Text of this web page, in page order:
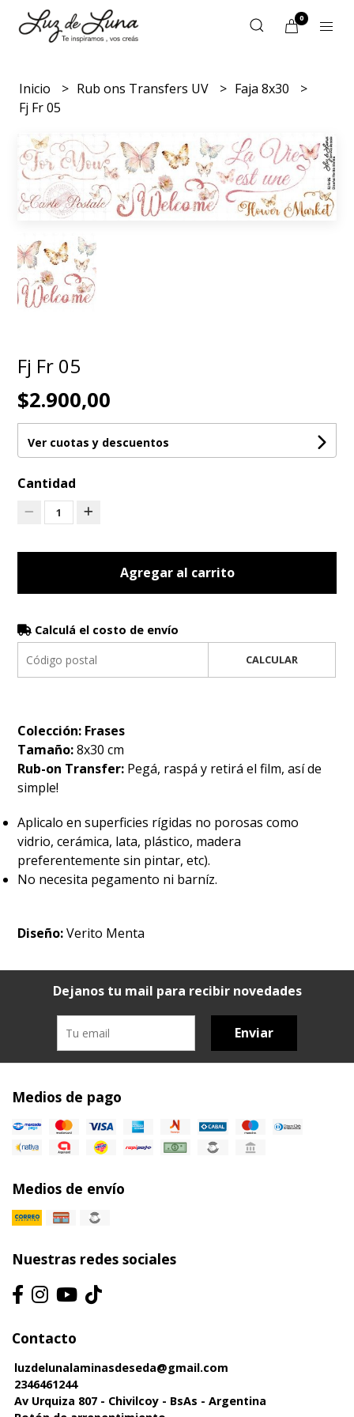
0
Inicio Rub ons Transfers UV
Faja 8x30
Fj Fr 05
Fj Fr 05
$2.900,00
Ver cuotas y descuentos
Cantidad
1
Agregar al carrito
Calculá el costo de envío
CALCULAR
Colección: Frases
Tamaño:8x30 cm
Rub-on Transfer: Pegá, raspá y retirá el film, así de
simple!
Aplicalo en superficies rígidas no porosas como
vidrio, cerámica, lata, plástico, madera
preferentemente sin pintar, etc).
No necesita pegamento ni barníz.
Diseño:Verito Menta
Dejanos tu mail para recibir novedades
Enviar
Medios de pago
Medios de envío
Nuestras redes sociales
Contacto
luzdelunalaminasdeseda@gmail.com
2346461244
Av Urquiza 807 - Chivilcoy - BsAs - Argentina